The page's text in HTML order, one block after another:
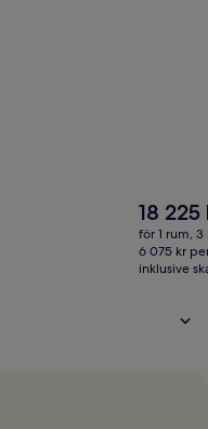
Priset
är
18 225 kr
18 225
för 1 rum,
6 075 kr
inklusive